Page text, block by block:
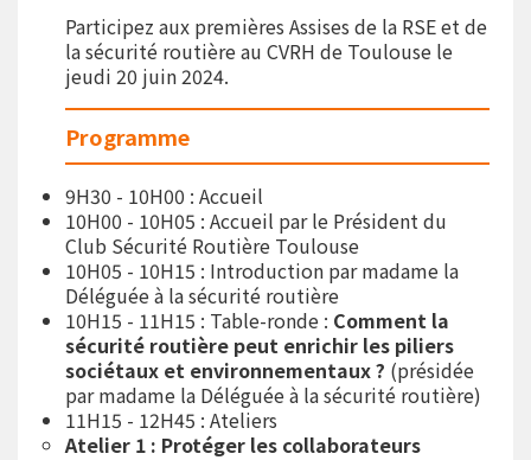
Participez aux premières Assises de la RSE et de
la sécurité routière au CVRH de Toulouse le
jeudi 20 juin 2024.
Programme
9H30 - 10H00 : Accueil
10H00 - 10H05 : Accueil par le Président du
Club Sécurité Routière Toulouse
10H05 - 10H15 : Introduction par madame la
Déléguée à la sécurité routière
10H15 - 11H15 : Table-ronde : Comment la
sécurité routière peut enrichir les piliers
sociétaux et environnementaux ? (présidée
par madame la Déléguée à la sécurité routière)
11H15 - 12H45 : Ateliers
Atelier 1 : Protéger les collaborateurs